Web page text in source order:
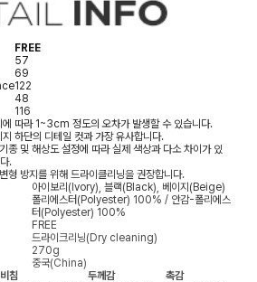
FREE
57
69
122
48
116
따라 1~3cm 정도의 오차가 발생할 수 있습니다.
하단의 디테일 컷과 가장 유사합니다.
종 및 해상도 설정에 따라 실제 색상과 다소 차이가 있
.
형 방지를 위해 드라이클리닝을 권장합니다.
아이보리(Ivory), 블랙(Black), 베이지(Beige)
폴리에스터(Polyester) 100% / 안감-폴리에스
터(Polyester) 100%
FREE
드라이크리닝(Dry cleaning)
270g
중국(China)
비침
두께감
촉감